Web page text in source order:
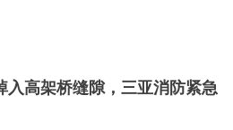
入高架桥缝隙，三亚消防紧急